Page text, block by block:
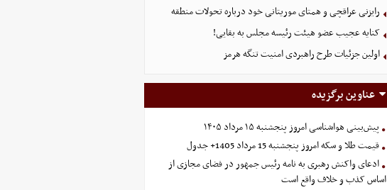
رایزنی عراقچی و همتای موریتانی خود درباره تحولات منطقه
کنایه عجیب عضو هیئت رئیسه مجلس به بقایی!
اولین جزئیات طرح راهبردی امنیت تنگه هرمز
عناوین برگزیده
پیش‌بینی هواشناسی امروز پنجشنبه ۱۵ مرداد ۱۴۰۵
قیمت طلا و سکه امروز پنجشنبه 15 مرداد 1405+ جدول
ادعای واکنش رهبری به نامه رئیس جمهور در فضای مجازی از
اساس کذب و خلاف واقع است